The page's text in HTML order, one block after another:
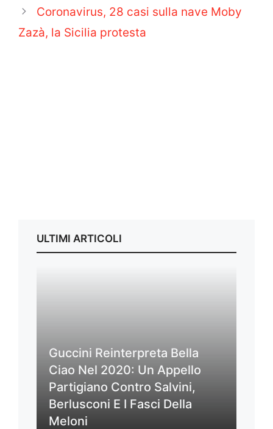
Coronavirus, 28 casi sulla nave Moby
Zazà, la Sicilia protesta
ULTIMI ARTICOLI
Guccini Reinterpreta Bella
Ciao Nel 2020: Un Appello
Partigiano Contro Salvini,
Berlusconi E I Fasci Della
Meloni